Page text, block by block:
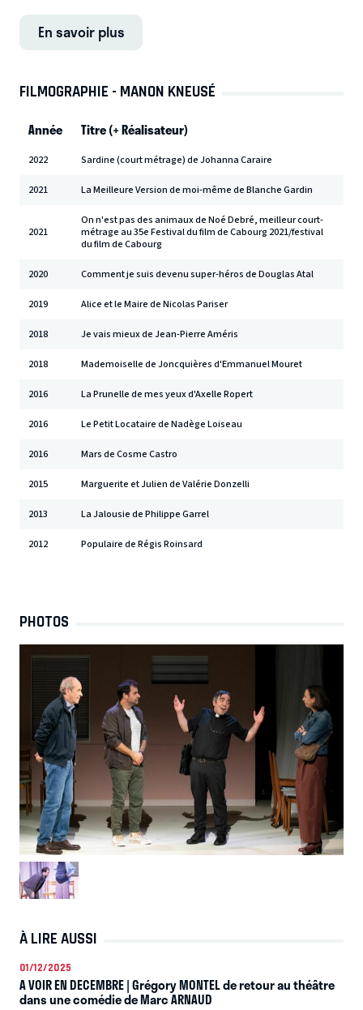
En savoir plus
FILMOGRAPHIE - MANON KNEUSÉ
Année Titre (+ Réalisateur)
2022 Sardine (court métrage) de Johanna Caraire
2021 La Meilleure Version de moi-même de Blanche Gardin
2021
On n'est pas des animaux de Noé Debré, meilleur court-
métrage au 35e Festival du film de Cabourg 2021/festival
du film de Cabourg
2020 Comment je suis devenu super-héros de Douglas Atal
2019 Alice et le Maire de Nicolas Pariser
2018 Je vais mieux de Jean-Pierre Améris
2018 Mademoiselle de Joncquières d'Emmanuel Mouret
2016 La Prunelle de mes yeux d'Axelle Ropert
2016 Le Petit Locataire de Nadège Loiseau
2016 Mars de Cosme Castro
2015 Marguerite et Julien de Valérie Donzelli
2013 La Jalousie de Philippe Garrel
2012 Populaire de Régis Roinsard
PHOTOS
À LIRE AUSSI
01/12/2025
A VOIR EN DECEMBRE | Grégory MONTEL de retour au théâtre
dans une comédie de Marc ARNAUD